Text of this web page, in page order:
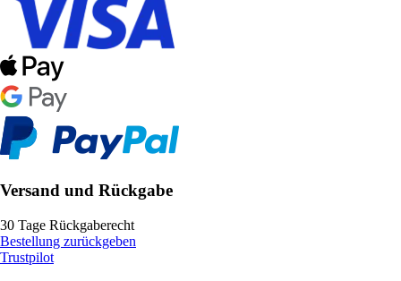
Versand und Rückgabe
30 Tage Rückgaberecht
Bestellung zurückgeben
Trustpilot